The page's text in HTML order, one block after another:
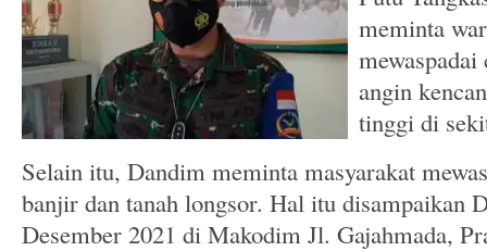
meminta
angin
tinggi di
Selain itu, Dandim meminta masyarakat
banjir dan tanah longsor. Hal itu disampaikan
Desember 2021 di Makodim Jl. Gajahmada,